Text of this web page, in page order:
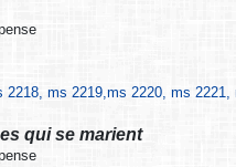
ms 2219,ms 2220, ms
qui se marient